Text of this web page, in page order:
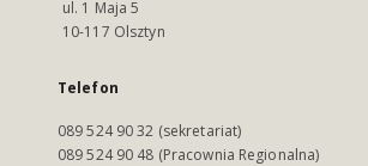
ul. 1 Maja 5
10-117 Olsztyn
Telefon
089 524 90 32 (sekretariat)
089 524 90 48 (Pracownia Regionalna)